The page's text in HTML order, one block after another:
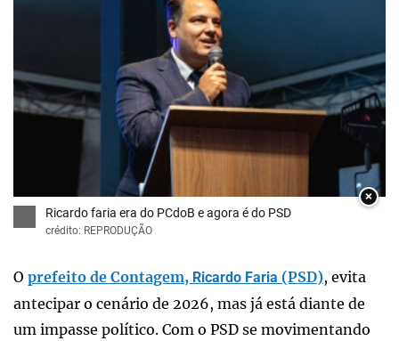
×
Ricardo faria era do PCdoB e agora é do PSD
crédito: REPRODUÇÃO
O prefeito de Contagem, Ricardo Faria (PSD), evita
antecipar o cenário de 2026, mas já está diante de
um impasse político. Com o PSD se movimentando